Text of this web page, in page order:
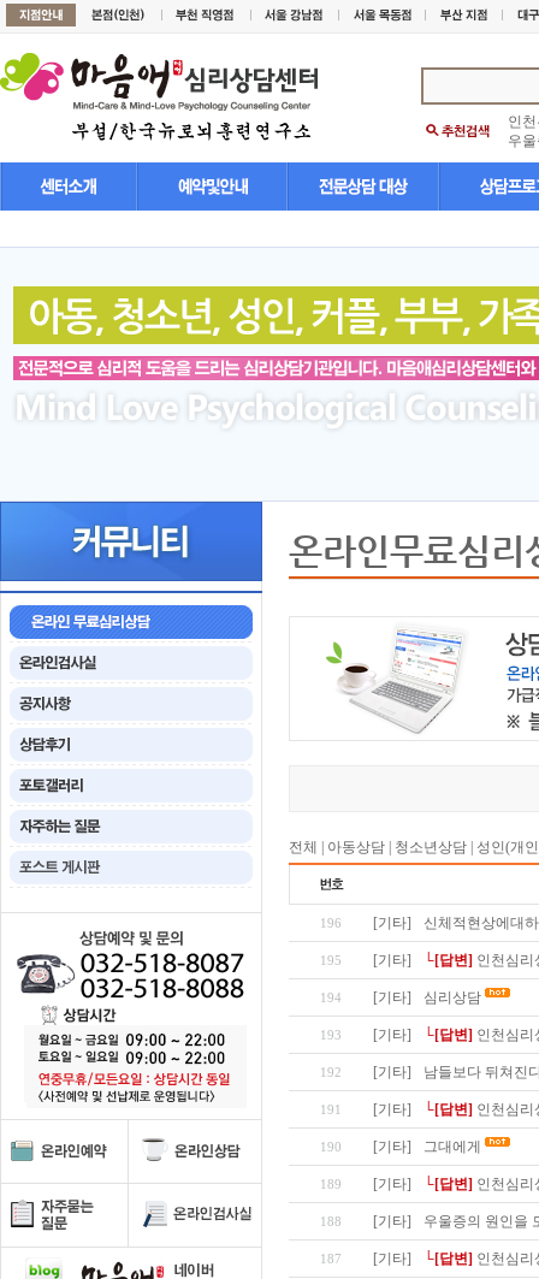
인
우
온라인무료심리
전체 아동상담 청소년상담 성인(개
196 [기타] 신체적현상에대
195 [기타] └[답변] 인천심리
194 [기타] 심리상담
193 [기타] └[답변] 인천심리
192 [기타] 남들보다 뒤쳐진
191 [기타] └[답변] 인천심리
190 [기타] 그대에게
189 [기타] └[답변] 인천심리
188 [기타] 우울증의 원인을
187 [기타] └[답변] 인천심리